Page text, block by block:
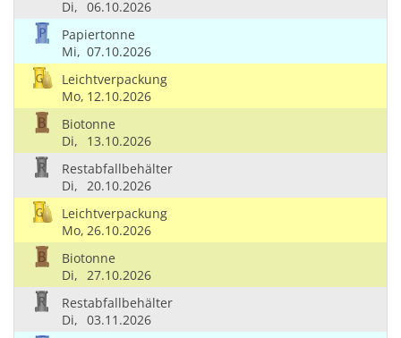
Di, 06.10.2026
Papiertonne
Mi, 07.10.2026
Leichtverpackung
Mo, 12.10.2026
Biotonne
Di,
13.10.2026
Restabfallbehälter
Di, 20.10.2026
Leichtverpackung
Mo, 26.10.2026
Biotonne
Di, 27.10.2026
Restabfallbehälter
Di, 03.11.2026